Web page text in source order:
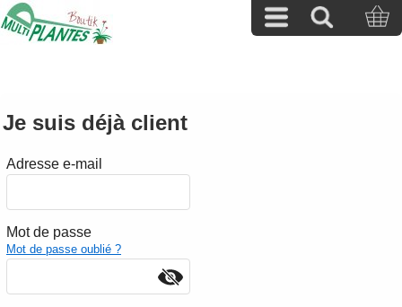
Je suis déjà client
Adresse e-mail
Mot de passe
Mot de passe oublié ?